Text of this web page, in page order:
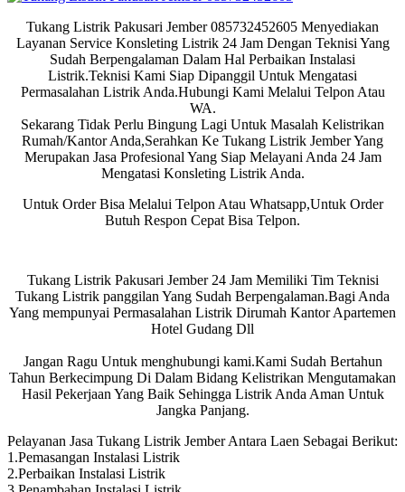
Tukang Listrik Pakusari Jember 085732452605 Menyediakan
Layanan Service Konsleting Listrik 24 Jam Dengan Teknisi Yang
Sudah Berpengalaman Dalam Hal Perbaikan Instalasi
Listrik.Teknisi Kami Siap Dipanggil Untuk Mengatasi
Permasalahan Listrik Anda.Hubungi Kami Melalui Telpon Atau
WA.
Sekarang Tidak Perlu Bingung Lagi Untuk Masalah Kelistrikan
Rumah/Kantor Anda,Serahkan Ke Tukang Listrik Jember Yang
Merupakan Jasa Profesional Yang Siap Melayani Anda 24 Jam
Mengatasi Konsleting Listrik Anda.
Untuk Order Bisa Melalui Telpon Atau Whatsapp,Untuk Order
Butuh Respon Cepat Bisa Telpon.
Tukang Listrik Pakusari Jember 24 Jam Memiliki Tim Teknisi
Tukang Listrik panggilan Yang Sudah Berpengalaman.Bagi Anda
Yang mempunyai Permasalahan Listrik Dirumah Kantor Apartemen
Hotel Gudang Dll
Jangan Ragu Untuk menghubungi kami.Kami Sudah Bertahun
Tahun Berkecimpung Di Dalam Bidang Kelistrikan Mengutamakan
Hasil Pekerjaan Yang Baik Sehingga Listrik Anda Aman Untuk
Jangka Panjang.
Pelayanan Jasa Tukang Listrik Jember Antara Laen Sebagai Berikut:
1.Pemasangan Instalasi Listrik
2.Perbaikan Instalasi Listrik